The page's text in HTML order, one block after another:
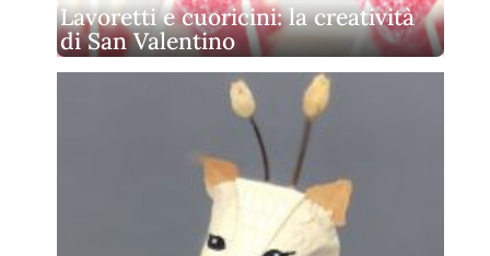
Lavoretti e cuoricini: la creatività
di San Valentino